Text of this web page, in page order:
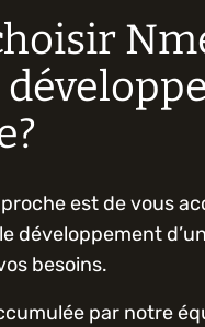
est de vous
développement
besoins.
par notre